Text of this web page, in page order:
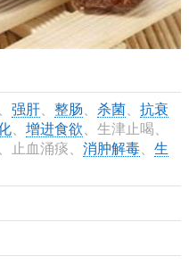
强肝、 整肠 杀菌、 抗衰
、 增进食欲 、生津止喝、
止血涌痰、 消肿解毒、 生